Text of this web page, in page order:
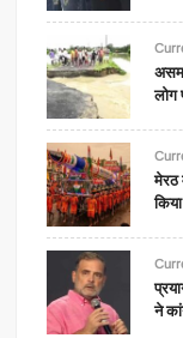
असम
लोग
मेरठ
ने